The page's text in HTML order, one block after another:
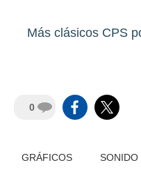
Más clásicos CPS
0
GRÁFICOS SONIDO